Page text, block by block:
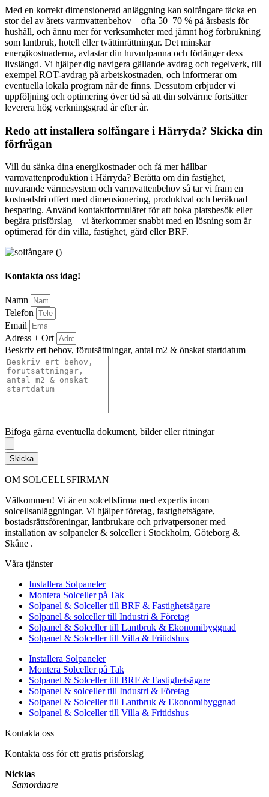
Med en korrekt dimensionerad anläggning kan solfångare täcka en
stor del av årets varmvattenbehov – ofta 50–70 % på årsbasis för
hushåll, och ännu mer för verksamheter med jämnt hög förbrukning
som lantbruk, hotell eller tvättinrättningar. Det minskar
energikostnaderna, avlastar din huvudpanna och förlänger dess
livslängd. Vi hjälper dig navigera gällande avdrag och regelverk, till
exempel ROT-avdrag på arbetskostnaden, och informerar om
eventuella lokala program när de finns. Dessutom erbjuder vi
uppföljning och optimering över tid så att din solvärme fortsätter
leverera hög verkningsgrad år efter år.
Redo att installera solfångare i Härryda? Skicka din
förfrågan
Vill du sänka dina energikostnader och få mer hållbar
varmvattenproduktion i Härryda? Berätta om din fastighet,
nuvarande värmesystem och varmvattenbehov så tar vi fram en
kostnadsfri offert med dimensionering, produktval och beräknad
besparing. Använd kontaktformuläret för att boka platsbesök eller
begära prisförslag – vi återkommer snabbt med en lösning som är
optimerad för din villa, fastighet, gård eller BRF.
Kontakta oss idag!
Namn
Telefon
Email
Adress + Ort
Beskriv ert behov, förutsättningar, antal m2 & önskat startdatum
Bifoga gärna eventuella dokument, bilder eller ritningar
Skicka
OM SOLCELLSFIRMAN
Välkommen! Vi är en solcellsfirma med expertis inom
solcellsanläggningar. Vi hjälper företag, fastighetsägare,
bostadsrättsföreningar, lantbrukare och privatpersoner med
installation av solpaneler & solceller i Stockholm, Göteborg &
Skåne .
Våra tjänster
Installera Solpaneler
Montera Solceller på Tak
Solpanel & Solceller till BRF & Fastighetsägare
Solpanel & solceller till Industri & Företag
Solpanel & Solceller till Lantbruk & Ekonomibyggnad
Solpanel & Solceller till Villa & Fritidshus
Installera Solpaneler
Montera Solceller på Tak
Solpanel & Solceller till BRF & Fastighetsägare
Solpanel & solceller till Industri & Företag
Solpanel & Solceller till Lantbruk & Ekonomibyggnad
Solpanel & Solceller till Villa & Fritidshus
Kontakta oss
Kontakta oss för ett gratis prisförslag
Nicklas
– Samordnare